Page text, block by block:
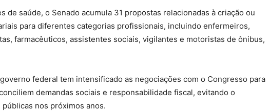
de saúde, o Senado acumula 31 propostas relacionadas à criação ou
para diferentes categorias profissionais, incluindo enfermeiros,
farmacêuticos, assistentes sociais, vigilantes e motoristas de ônibus,
federal tem intensificado as negociações com o Congresso para
demandas sociais e responsabilidade fiscal, evitando o
nos próximos anos.